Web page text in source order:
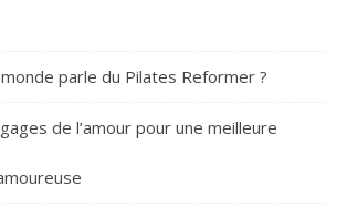
parle du Pilates Reformer ?
de l’amour pour une meilleure